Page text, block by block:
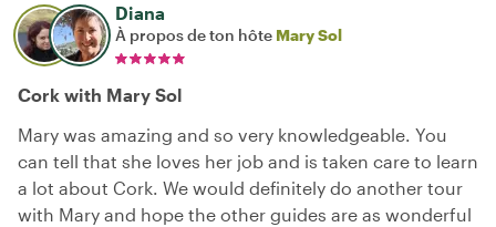
Diana
À propos de ton hôte Mary Sol
Cork with Mary Sol
Mary was amazing and so very knowledgeable. You
can tell that she loves her job and is taken care to learn
a lot about Cork. We would definitely do another tour
with Mary and hope the other guides are as wonderful